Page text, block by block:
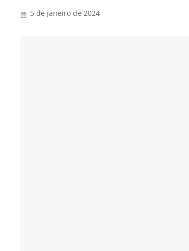
5 de janeiro de 2024